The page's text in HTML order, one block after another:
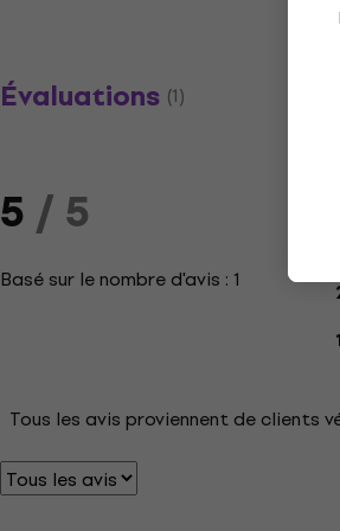
Évaluations (1)
5/ 5
Basé sur le nombre d'avis : 1
1
Tous les avis proviennent de clients